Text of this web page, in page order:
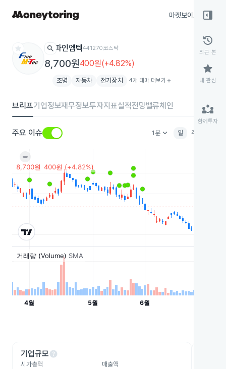
마켓보이스
star search 파인엠텍441270코스닥
8,700원400원(+4.82%)
조명 자동차 전기장치 4개 테마 더보기 add
브리프기업정보재무정보투자지표실적전망밸류체인
주요 이슈 1분keyboard_arrow_down 일 주
기업규모help
시가총액
매출액
right_panel_open
history
최근 본
star
내 관심
partner_exchange
함께투자